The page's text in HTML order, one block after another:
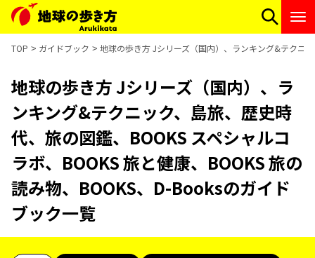
TOP ガイドブック 地球の歩き方 Jシリーズ（国内）、ランキング&テクニ
地球の歩き方 Jシリーズ（国内）、ラ
ンキング&テクニック、島旅、歴史時
代、旅の図鑑、BOOKS スペシャルコ
ラボ、BOOKS 旅と健康、BOOKS 旅の
読み物、BOOKS、D-Booksのガイド
ブック一覧